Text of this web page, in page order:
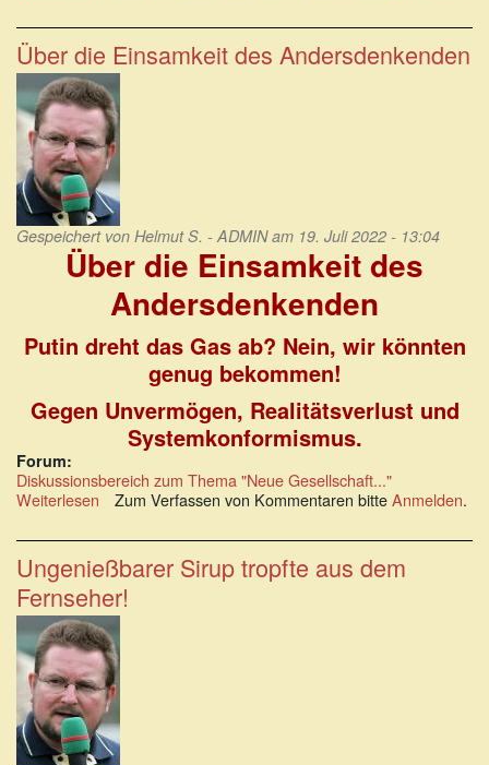
vor'm
Kopf:
Wir
stehen
dir
bei
bis
zum
Endsieg
Über die Einsamkeit des Andersdenkenden
Gespeichert von Helmut S. - ADMINam 19. Juli 2022 - 13:04
Über die Einsamkeit des
Andersdenkenden
Putin dreht das Gas ab? Nein, wir könnten
genug bekommen!
Gegen Unvermögen, Realitätsverlust und
Systemkonformismus.
Forum:
Diskussionsbereich zum Thema "Neue Gesellschaft..."
Weiterlesen über
die
Einsamkeit
des
Andersdenkenden
Zum Verfassen von Kommentaren bitteAnmelden.
Ungenießbarer Sirup tropfte aus dem
Fernseher!